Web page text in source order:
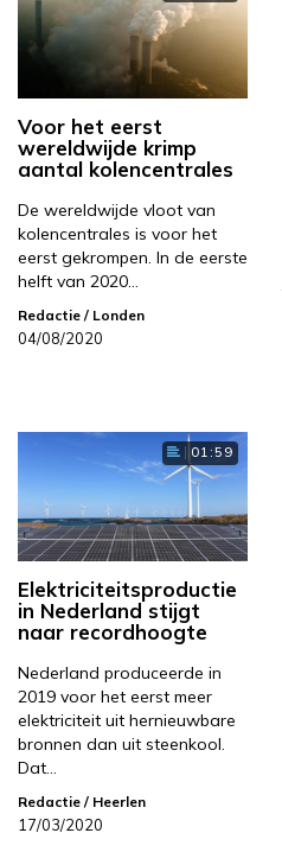
Voor het eerst
wereldwijde krimp
aantal kolencentrales
De wereldwijde vloot van
kolencentrales is voor het
eerst gekrompen. In de eerste
helft van 2020…
Redactie / Londen
04/08/2020
01:59
Elektriciteitsproductie
in Nederland stijgt
naar recordhoogte
Nederland produceerde in
2019 voor het eerst meer
elektriciteit uit hernieuwbare
bronnen dan uit steenkool.
Dat…
Redactie / Heerlen
17/03/2020